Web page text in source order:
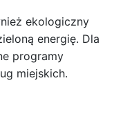
ekologiczny
energię. Dla
programy
miejskich.